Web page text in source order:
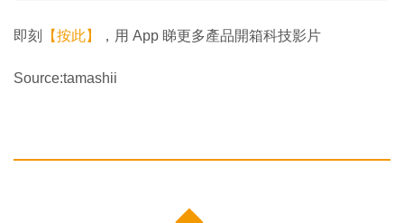
即刻 【按此】 ，用 App 睇更多產品開箱科技影片
Source:tamashii